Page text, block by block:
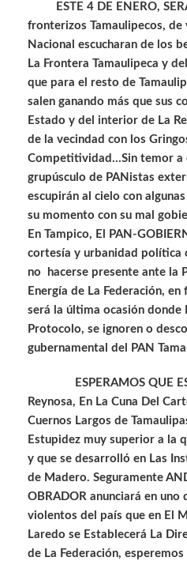
ESTE 4 DE ENERO,
fronterizos Tamaulipecos,
Nacional escucharan de los
La Frontera Tamaulipeca y
que para el resto de
salen ganando más que sus
Estado y del interior de La
de la vecindad con los
Competitividad…Sin temor a
grupúsculo de PANistas
escupirán al cielo con
su momento con su mal
En Tampico, El PAN-
cortesía y urbanidad política
no hacerse presente ante la
Energía de La Federación,
será la última ocasión donde
Protocolo, se ignoren o
gubernamental del PAN
ESPERAMOS QUE
Reynosa, En La Cuna Del
Cuernos Largos de
Estupidez muy superior a la
y que se desarrolló en Las
de Madero. Seguramente
OBRADOR anunciará en uno
violentos del país que en El
Laredo se Establecerá La
de La Federación, esperemos